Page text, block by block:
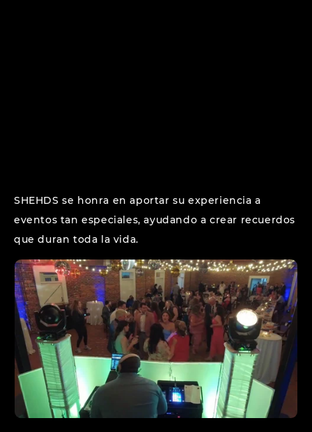
SHEHDS se honra en aportar su experiencia a
eventos tan especiales, ayudando a crear recuerdos
que duran toda la vida.